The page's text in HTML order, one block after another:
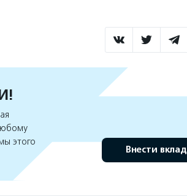
этого
Внести вклад